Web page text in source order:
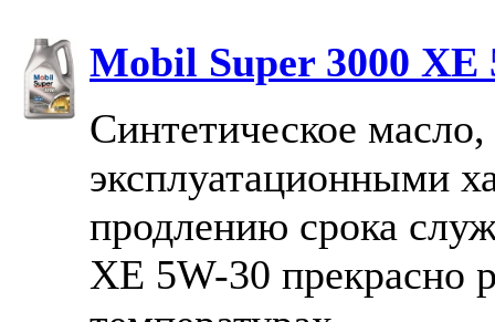
Mobil Super 3000 XE
Синтетическое
эксплуатационными
продлению срока
XE 5W-30 прекрасно